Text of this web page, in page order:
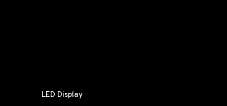
LED Display